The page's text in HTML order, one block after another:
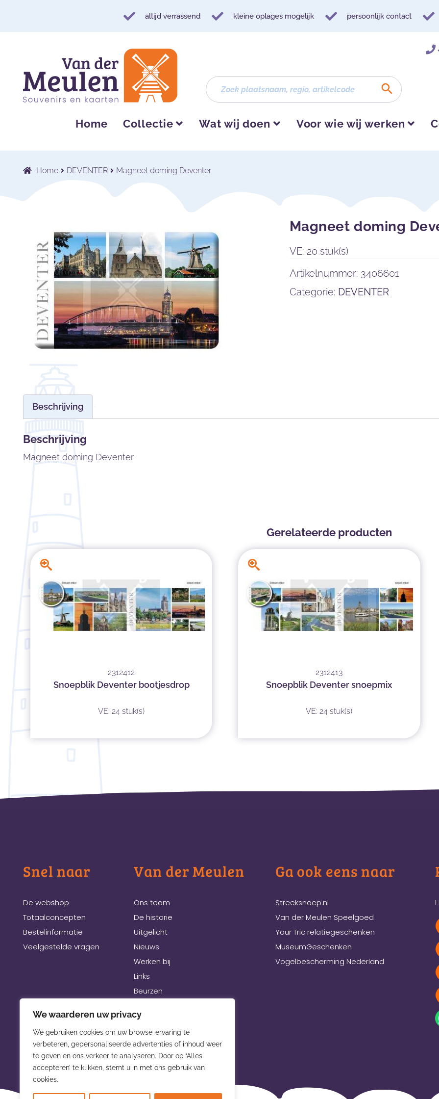
We waarderen uw privacy
We gebruiken cookies om uw browse-ervaring te
verbeteren, gepersonaliseerde advertenties of inhoud weer
te geven en ons verkeer te analyseren. Door op ‘Alles
accepteren’ te klikken, stemt u in met ons gebruik van
cookies.
altijd verrassend kleine oplages mogelijk persoonlijk contact
navigatie
inhoud
Home Collectie Wat wij doen Voor wie wij werken
Home DEVENTER Magneet doming Deventer
Magneet doming
VE: 20 stuk(s)
Artikelnummer: 3406601
Categorie: DEVENTER
Beschrijving
Beschrijving
Magneet doming Deventer
Gerelateerde producten
2312412
Snoepblik Deventer bootjesdrop
VE: 24 stuk(s)
2312413
Snoepblik Deventer snoepmix
VE: 24 stuk(s)
Snel naar
De webshop
Totaalconcepten
Bestelinformatie
Veelgestelde vragen
Van der Meulen
Ons team
De historie
Uitgelicht
Nieuws
Werken bij
Links
Beurzen
Ga ook eens naar
Streeksnoep.nl
Van der Meulen Speelgoed
Your Tric relatiegeschenken
MuseumGeschenken
Vogelbescherming Nederland